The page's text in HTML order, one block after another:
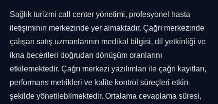
Sağlık turizmi call center yönetimi, profesyonel hasta
iletişiminin merkezinde yer almaktadır. Çağrı merkezinde
çalışan satış uzmanlarının medikal bilgisi, dil yetkinliği ve
ikna becerileri doğrudan dönüşüm oranlarını
etkilemektedir. Çağrı merkezi yazılımları ile çağrı kayıtları,
performans metrikleri ve kalite kontrol süreçleri etkin
şekilde yönetilebilmektedir. Ortalama cevaplama süresi,